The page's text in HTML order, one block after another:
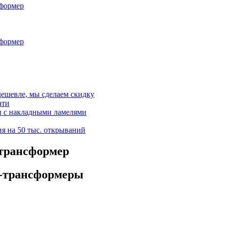
мы сделаем скидку
с накладными ламелями
на 50 тыс. открываний
трансформеры